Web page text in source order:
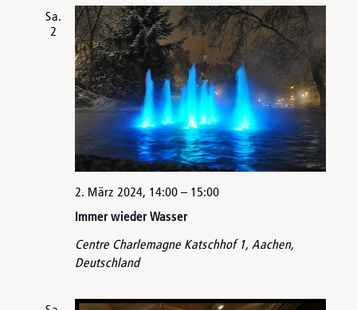
Sa.
2
Immer wieder Wasser
2. März 2024, 14:00– 15:00
Centre Charlemagne Katschhof 1, Aachen,
Deutschland